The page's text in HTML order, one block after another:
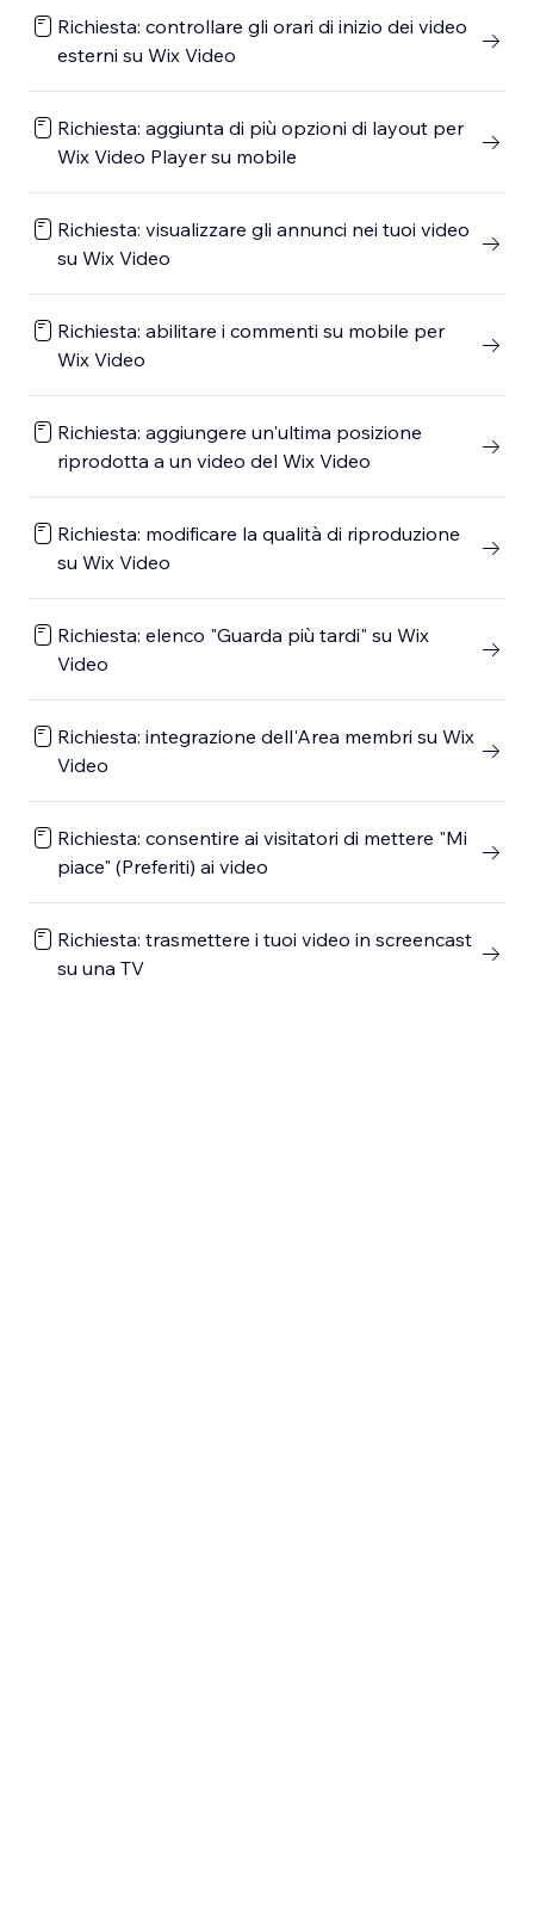
Richiesta: controllare gli orari di inizio dei video
esterni su Wix Video
Richiesta: aggiunta di più opzioni di layout per
Wix Video Player su mobile
Richiesta: visualizzare gli annunci nei tuoi video
su Wix Video
Richiesta: abilitare i commenti su mobile per
Wix Video
Richiesta: aggiungere un'ultima posizione
riprodotta a un video del Wix Video
Richiesta: modificare la qualità di riproduzione
su Wix Video
Richiesta: elenco "Guarda più tardi" su Wix
Video
Richiesta: integrazione dell'Area membri su Wix
Video
Richiesta: consentire ai visitatori di mettere "Mi
piace" (Preferiti) ai video
Richiesta: trasmettere i tuoi video in screencast
su una TV